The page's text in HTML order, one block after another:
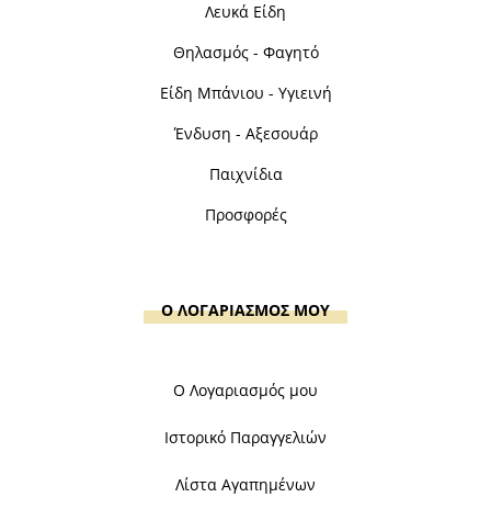
Λευκά Είδη
Θηλασμός - Φαγητό
Είδη Μπάνιου - Υγιεινή
Ένδυση - Αξεσουάρ
Παιχνίδια
Προσφορές
Ο ΛΟΓΑΡΙΑΣΜΟΣ ΜΟΥ
Ο Λογαριασμός μου
Ιστορικό Παραγγελιών
Λίστα Αγαπημένων